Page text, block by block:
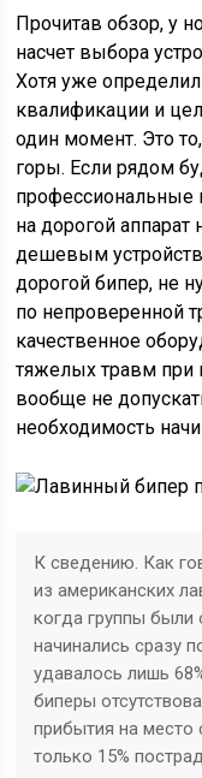
Прочитав обзор, у
насчет выбора
Хотя уже
квалификации и
один момент. Это
горы. Если рядом
профессиональные
на дорогой
дешевым
дорогой бипер, не
по непроверенной
качественное
тяжелых травм при
вообще не
необходимость
К сведению. Как
из американских
когда группы
начинались сразу
удавалось лишь
биперы
прибытия на место
только 15%